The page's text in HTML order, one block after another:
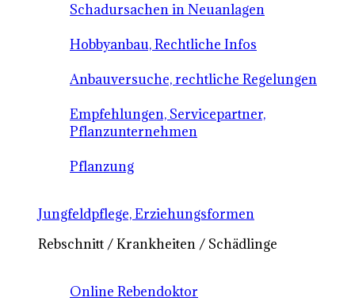
Schadursachen in Neuanlagen
Hobbyanbau, Rechtliche Infos
Anbauversuche, rechtliche Regelungen
Empfehlungen, Servicepartner,
Pflanzunternehmen
Pflanzung
Jungfeldpflege, Erziehungsformen
Rebschnitt / Krankheiten / Schädlinge
Online Rebendoktor